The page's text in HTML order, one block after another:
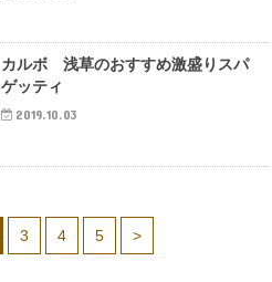
カルボ 浅草のおすすめ激盛りスパ
ゲッティ
2019.10.03
3 4 5 >